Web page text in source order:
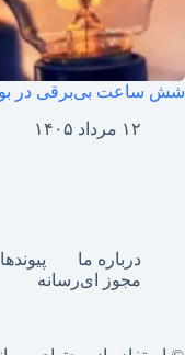
شش ساعت بی‌برقی در
۱۲ مرداد ۱۴۰۵
درباره ما پیوندها
مجوز ای‌رسانه